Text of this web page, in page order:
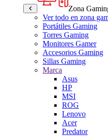
Zona
Ver todo en zona
Portátiles Gaming
Torres Gaming
Monitores Gamer
Accesorios Gaming
Sillas Gaming
Marca
Asus
HP
MSI
ROG
Lenovo
Acer
Predator